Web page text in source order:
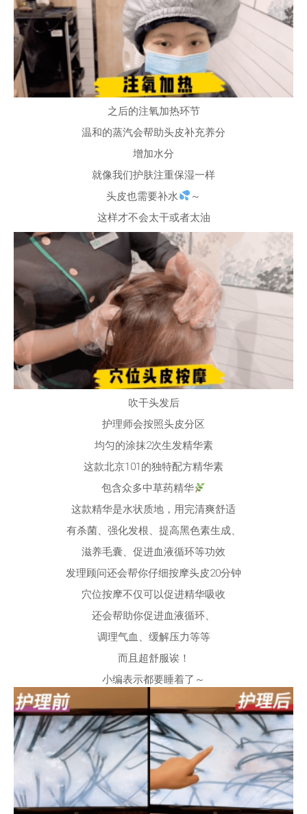
温和的蒸汽会帮助头皮补充养分
增加水分
就像我们护肤注重保湿一样
头皮也需要补水
～
这样才不会太干或者太油
吹干头发后
护理师会按照头皮分区
均匀的涂抹2次生发精华素
这款北京101的独特配方精华素
包含众多中草药精华
这款精华是水状质地，用完清爽舒适
有杀菌、强化发根、提高黑色素生成、
滋养毛囊、促进血液循环等功效
发理顾问还会帮你仔细按摩头皮20分钟
穴位按摩不仅可以促进精华吸收
还会帮助你促进血液循环、
调理气血、缓解压力等等
而且超舒服诶！
小编表示都要睡着了～
在护理之后还有一次头皮检测
可以清楚的看到头皮毛囊的变化
经过滋养护理之后的头皮明显清爽了许多！
当然有些顽固问题也不是一次就能解决的